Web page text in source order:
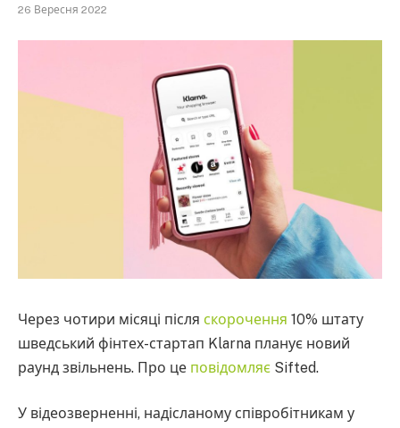
26 Вересня 2022
Через чотири місяці після скорочення 10% штату
шведський фінтех-стартап Klarna планує новий
раунд звільнень. Про це повідомляє Sifted.
У відеозверненні, надісланому співробітникам у